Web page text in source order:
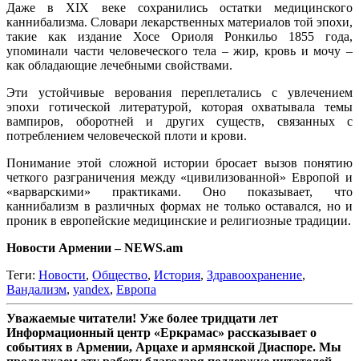
Даже в XIX веке сохранились остатки медицинского
каннибализма. Словари лекарственных материалов той эпохи,
такие как издание Хосе Ориоля Ронкильо 1855 года,
упоминали части человеческого тела – жир, кровь и мочу –
как обладающие лечебными свойствами.
Эти устойчивые верования переплетались с увлечением
эпохи готической литературой, которая охватывала темы
вампиров, оборотней и других существ, связанных с
потреблением человеческой плоти и крови.
Понимание этой сложной истории бросает вызов понятию
четкого разграничения между «цивилизованной» Европой и
«варварскими» практиками. Оно показывает, что
каннибализм в различных формах не только оставался, но и
проник в европейские медицинские и религиозные традиции.
Новости Армении – NEWS.am
Теги: Новости, Общество, История, Здравоохранение,
Вандализм, yandex, Европа
Уважаемые читатели! Уже более тридцати лет
Информационный центр «Еркрамас» рассказывает о
событиях в Армении, Арцахе и армянской Диаспоре. Мы